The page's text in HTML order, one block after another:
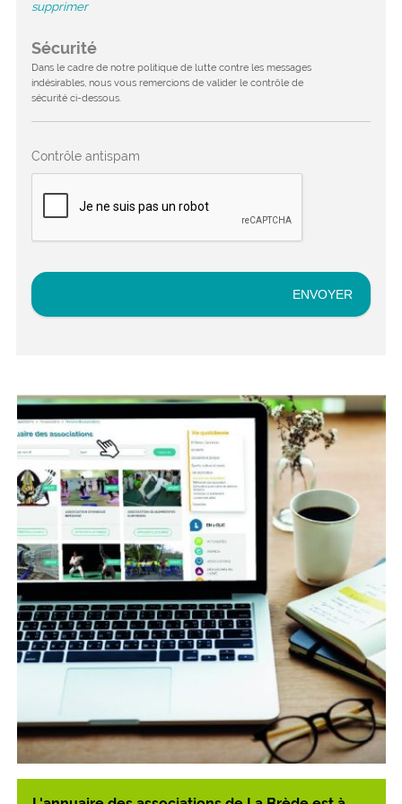
supprimer
Sécurité
Dans le cadre de notre politique de lutte contre les messages
indésirables, nous vous remercions de valider le contrôle de
sécurité ci-dessous.
Contrôle antispam